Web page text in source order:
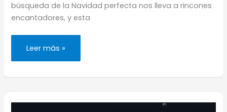
búsqueda de la Navidad perfecta nos lleva a rincones
encantadores, y esta
Mercados
Berlín
un
Leer más »